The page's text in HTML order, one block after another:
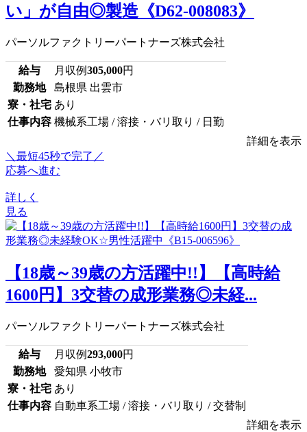
い」が自由◎製造《D62-008083》
パーソルファクトリーパートナーズ株式会社
給与 月収例305,000円
勤務地
島根県 出雲市
寮・社宅 あり
仕事内容 機械系工場 / 溶接・バリ取り / 日勤
詳細を表示
＼最短45秒で完了／
応募へ進む
詳しく
見る
【18歳～39歳の方活躍中!!】【高時給
1600円】3交替の成形業務◎未経...
パーソルファクトリーパートナーズ株式会社
給与 月収例293,000円
勤務地
愛知県 小牧市
寮・社宅 あり
仕事内容 自動車系工場 / 溶接・バリ取り / 交替制
詳細を表示